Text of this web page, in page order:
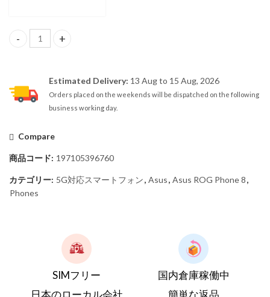
【SIMフリー】Asus Rog Phone 8 16GB/256GB 5G Rebel Grey –
Estimated Delivery: 13 Aug to 15 Aug, 2026
Orders placed on the weekends will be dispatched on the following
business working day.
Compare
商品コード: 197105396760
カテゴリー: 5G対応スマートフォン, Asus, Asus ROG Phone 8,
Phones
SIMフリー
日本のローカル会社
国内倉庫稼働中
簡単な返品